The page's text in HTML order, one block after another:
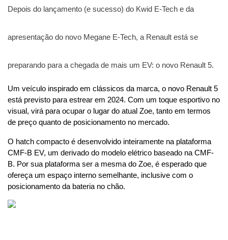
Depois do lançamento (e sucesso) do Kwid E-Tech e da
apresentação do novo Megane E-Tech, a Renault está se
preparando para a chegada de mais um EV: o novo Renault 5.
Um veículo inspirado em clássicos da marca, o novo Renault 5
está previsto para estrear em 2024. Com um toque esportivo no
visual, virá para ocupar o lugar do atual Zoe, tanto em termos
de preço quanto de posicionamento no mercado.
O hatch compacto é desenvolvido inteiramente na plataforma
CMF-B EV, um derivado do modelo elétrico baseado na CMF-
B. Por sua plataforma ser a mesma do Zoe, é esperado que
ofereça um espaço interno semelhante, inclusive com o
posicionamento da bateria no chão.